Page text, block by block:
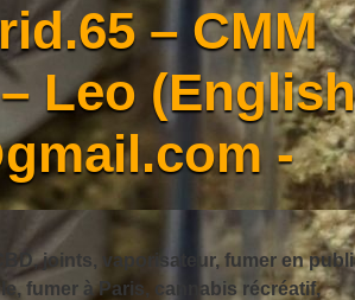
– CMM
Leo (English
-
joints, vaporisateur, fumer en
fumer à Paris, cannabis récréatif,